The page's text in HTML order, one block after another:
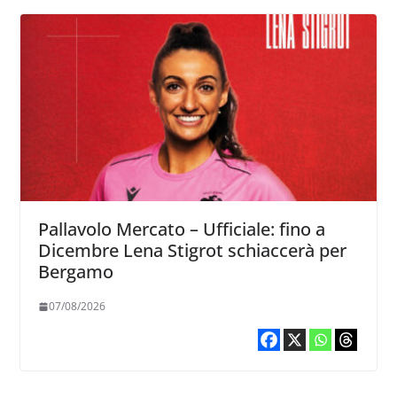
Pallavolo Mercato – Ufficiale: fino a
Dicembre Lena Stigrot schiaccerà per
Bergamo
07/08/2026